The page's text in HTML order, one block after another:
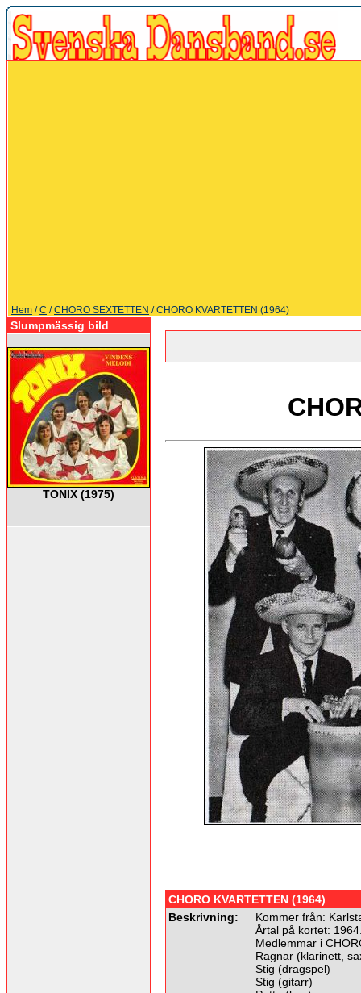
Hem /C /CHORO SEXTETTEN / CHORO KVARTETTEN (1964)
Slumpmässig bild
TONIX (1975)
CHORO KVARTETTEN (1964)
Beskrivning:
Kommer från:
Årtal på kortet:
Medlemmar i
Ragnar (klarinett,
Stig (dragspel)
Stig (gitarr)